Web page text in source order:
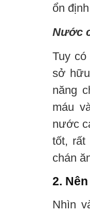
ổn
Nước
Tuy
sở
năng
máu
nước
tốt, rất
chán
2.
Nhìn